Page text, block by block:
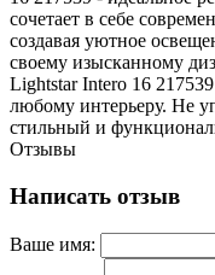
сочетает в себе
создавая уютное
своему изысканному
Lightstar Intero 16
любому интерьеру. Не
стильный и
Отзывы
Написать отзыв
Ваше имя: